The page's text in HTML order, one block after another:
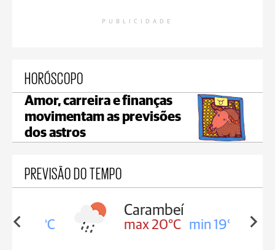
PUBLICIDADE
HORÓSCOPO
Amor, carreira e finanças
movimentam as previsões
dos astros
PREVISÃO DO TEMPO
19°C
Carambeí
max 20°C min 19°C